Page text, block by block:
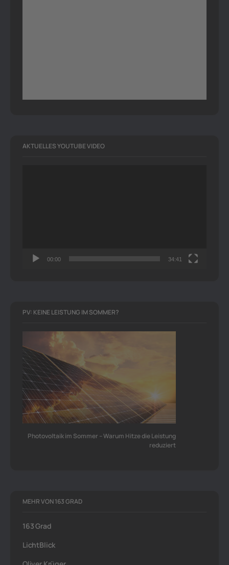
AKTUELLES YOUTUBE VIDEO
00:00 34:41
PV: KEINE LEISTUNG IM SOMMER?
Photovoltaik im Sommer – Warum Hitze die Leistung
reduziert
MEHR VON 163 GRAD
163 Grad
LichtBlick